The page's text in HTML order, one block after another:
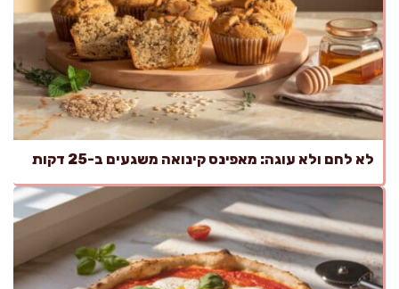
לא לחם ולא עוגה: מאפינס קינואה משגעים ב-25 דקות